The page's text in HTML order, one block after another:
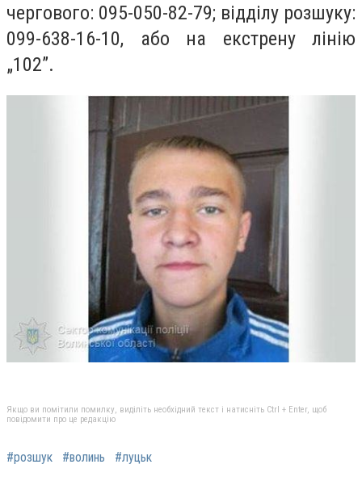
чергового: 095-050-82-79; відділу розшуку:
099-638-16-10, або на екстрену лінію
„102”.
Якщо ви помітили помилку, виділіть необхідний текст і натисніть Ctrl + Enter, щоб
повідомити про це редакцію
#розшук #волинь #луцьк